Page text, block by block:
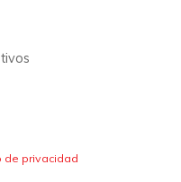
de privacidad